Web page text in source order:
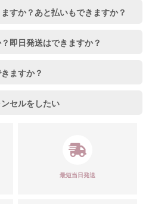
すか？あと払いもできますか？
即日発送はできますか？
ますか？
セルをしたい
最短当日発送